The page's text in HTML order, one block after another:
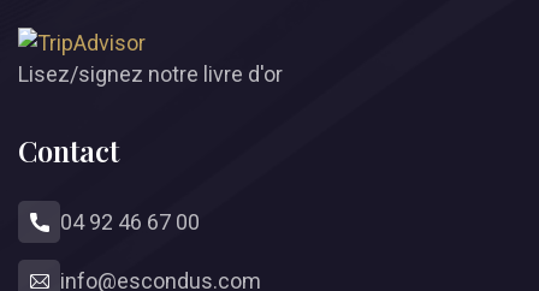
Lisez/signez notre livre d'or
Contact
04 92 46 67 00
info@escondus.com